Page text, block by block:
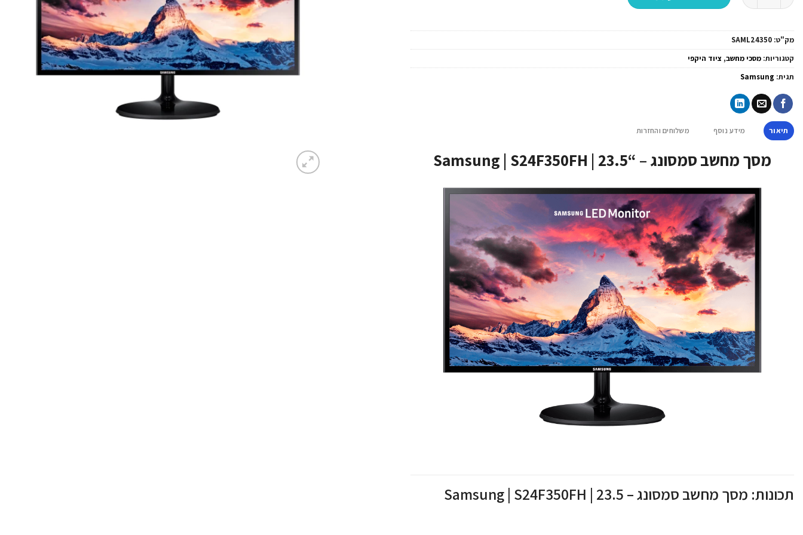
מק"ט: SAML24350
קטגוריות: מסכי מחשב, ציוד היקפי
תגית: Samsung
תיאור מידע נוסף משלוחים והחזרות
מסך מחשב סמסונג – “Samsung | S24F350FH | 23.5
תכונות: מסך מחשב סמסונג – Samsung | S24F350FH | 23.5